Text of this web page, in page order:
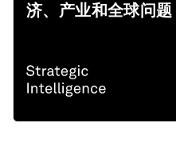
济、产业和全球问题